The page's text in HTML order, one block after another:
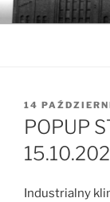
Przejdź
do
Muzeum
W
14
POPUP
Industrialny